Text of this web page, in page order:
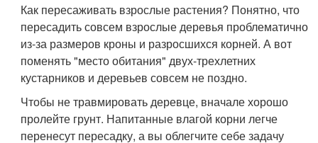
Как пересаживать взрослые растения? Понятно, что
пересадить совсем взрослые деревья проблематично
из-за размеров кроны и разросшихся корней. А вот
поменять "место обитания" двух-трехлетних
кустарников и деревьев совсем не поздно.
Чтобы не травмировать деревце, вначале хорошо
пролейте грунт. Напитанные влагой корни легче
перенесут пересадку, а вы облегчите себе задачу